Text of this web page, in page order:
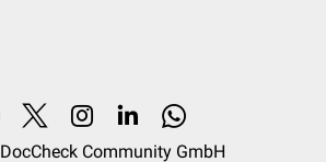
DocCheck Community GmbH